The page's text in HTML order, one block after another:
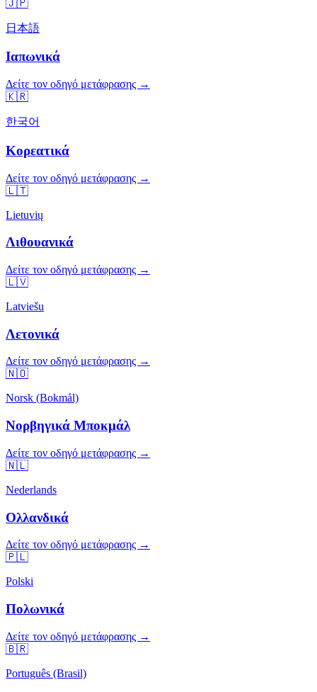
🇯🇵
日本語
Ιαπωνικά
Δείτε τον οδηγό μετάφρασης →
🇰🇷
한국어
Κορεατικά
Δείτε τον οδηγό μετάφρασης →
🇱🇹
Lietuvių
Λιθουανικά
Δείτε τον οδηγό μετάφρασης →
🇱🇻
Latviešu
Λετονικά
Δείτε τον οδηγό μετάφρασης →
🇳🇴
Norsk (Bokmål)
Νορβηγικά Μποκμάλ
Δείτε τον οδηγό μετάφρασης →
🇳🇱
Nederlands
Ολλανδικά
Δείτε τον οδηγό μετάφρασης →
🇵🇱
Polski
Πολωνικά
Δείτε τον οδηγό μετάφρασης →
🇧🇷
Português (Brasil)